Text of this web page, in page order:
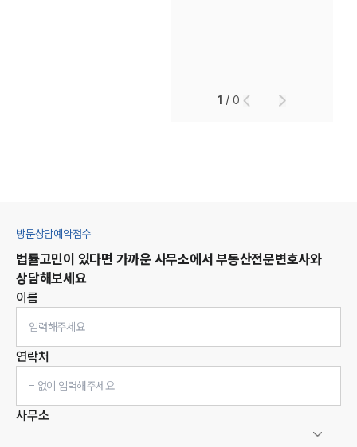
1 /0
방문상담예약접수
법률고민이 있다면 가까운 사무소에서 부동산전문변호사와
상담해보세요
이름
연락처
사무소